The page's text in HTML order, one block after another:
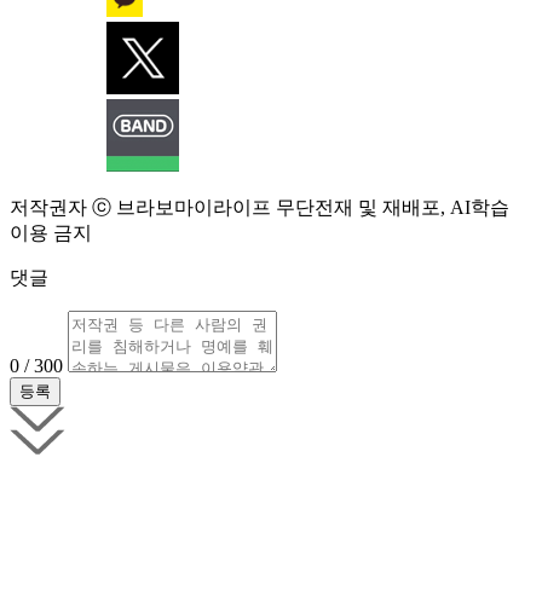
저작권자 ⓒ 브라보마이라이프 무단전재 및 재배포, AI학습
이용 금지
댓글
0 / 300